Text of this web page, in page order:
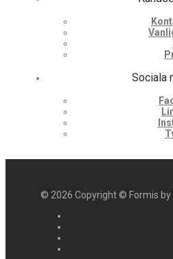
Sociala
© 2026 Copyright © Formis